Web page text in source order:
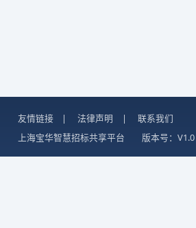
友情链接 | 法律声明 |
联系我们
上海宝华智慧招标共享平台
版本号：V1.0